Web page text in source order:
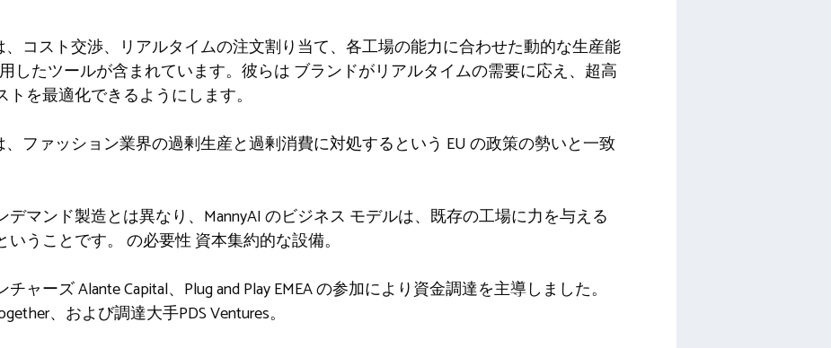
、コスト交渉、リアルタイムの注文割り当て、各工場の能力に合わせた動的な生産能
したツールが含まれています。彼らは ブランドがリアルタイムの需要に応え、超高
を最適化できるようにします。
、ファッション業界の過剰生産と過剰消費に対処するという EU の政策の勢いと一致
マンド製造とは異なり、MannyAI のビジネス モデルは、既存の工場に力を与える
うことです。 の必要性資本集約的な設備。
チャーズAlante Capital、Plug and Play EMEA の参加により資金調達を主導しました。
、および調達大手PDS Ventures。